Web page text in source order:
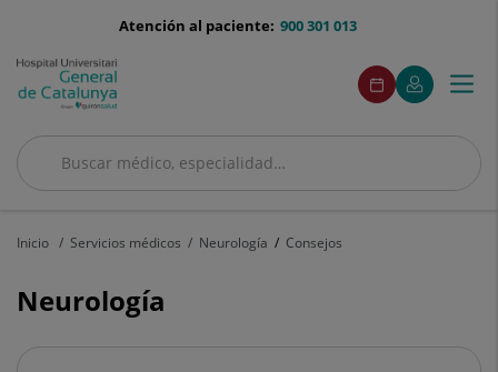
menu-
900 301 013
Atención al paciente:
Buscar
Buscar
menuAcceso
Pedir
cita
Este
enlace
se
en
Mi
Quirónsalud
Este
enlace
se
en
ventana
Menú
Inicio Servicios médicos Neurología Consejos
Neurología